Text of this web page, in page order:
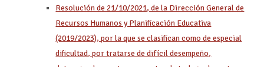
Resolución de 21/10/2021, de la Dirección General de
Recursos Humanos y Planificación Educativa
(2019/2023), por la que se clasifican como de especial
dificultad, por tratarse de difícil desempeño,